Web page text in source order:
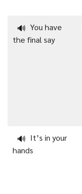
🔊 You have
the final say
🔊 It’s in your
hands